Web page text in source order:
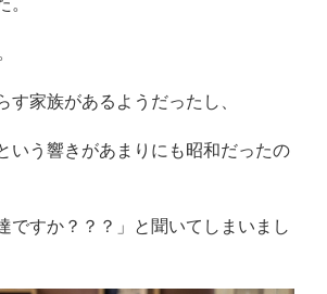
。
す家族があるようだったし、
いう響きがあまりにも昭和だったの
ですか？？？」と聞いてしまいまし